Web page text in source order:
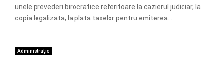
unele prevederi birocratice referitoare la cazierul judiciar, la
copia legalizata, la plata taxelor pentru emiterea...
Administrație